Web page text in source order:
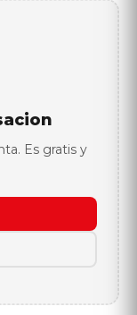
Es gratis y